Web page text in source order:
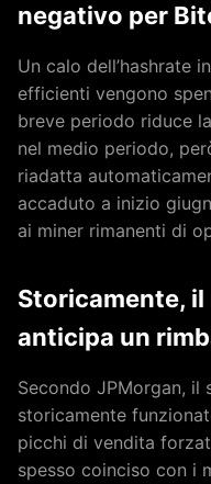
negativo per
Un calo dell’hashrate
efficienti vengono
breve periodo riduce
nel medio periodo,
riadatta
accaduto a inizio
ai miner rimanenti di
Storicamente,
anticipa un
Secondo JPMorgan, il
storicamente
picchi di vendita
spesso coinciso con i